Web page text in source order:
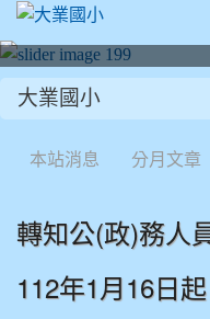
大業國小
本站消息 分月文章
轉知公(政)務人
112年1月16日